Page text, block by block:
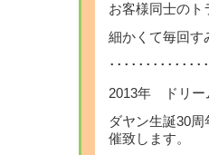
お客様同士のト
細かくて毎回す
････････････
2013年 ドリー
ダヤン生誕30
催致します。